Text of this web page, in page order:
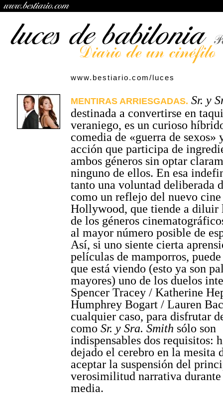
www.bestiario.com/luces
MENTIRAS ARRIESGADAS. Sr. y
destinada a convertirse en
veraniego, es un curioso
comedia de «guerra de sexos»
acción que participa de
ambos géneros sin optar
ninguno de ellos. En esa
tanto una voluntad deliberada
como un reflejo del nuevo cine
Hollywood, que tiende a diluir
de los géneros
al mayor número posible de
Así, si uno siente cierta
películas de mamporros,
que está viendo (esto ya son
mayores) uno de los duelos
Spencer Tracey / Katherine
Humphrey Bogart / Lauren
cualquier caso, para disfrutar
como Sr. y Sra. Smith sólo son
indispensables dos requisitos:
dejado el cerebro en la mesita
aceptar la suspensión del
verosimilitud narrativa
media.